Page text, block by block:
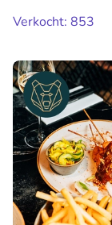
Verkocht: 853